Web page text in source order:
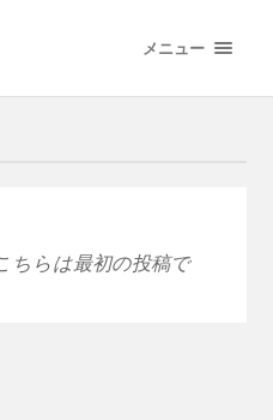
メニュー
ちらは最初の投稿で